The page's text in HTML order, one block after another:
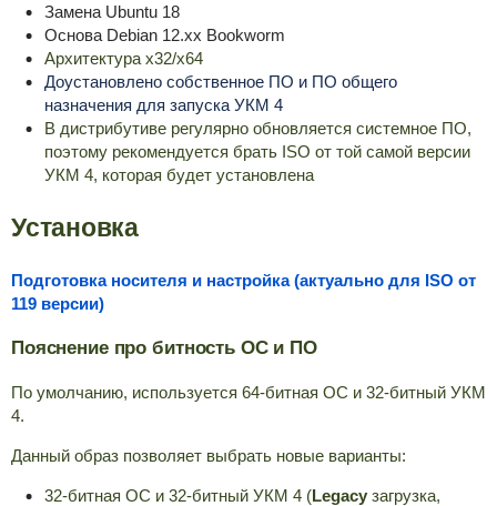
Замена Ubuntu 18
Основа Debian 12.xx Bookworm
Архитектура x32/x64
Доустановлено собственное ПО и ПО общего
назначения для запуска УКМ 4
В дистрибутиве регулярно обновляется системное ПО,
поэтому рекомендуется брать ISO от той самой версии
УКМ 4, которая будет установлена
Установка
Подготовка носителя и настройка (актуально для ISO от
119 версии)
Пояснение про битность ОС и ПО
По умолчанию, используется 64-битная ОС и 32-битный УКМ
4.
Данный образ позволяет выбрать новые варианты:
32-битная ОС и 32-битный УКМ 4 (Legacyзагрузка,